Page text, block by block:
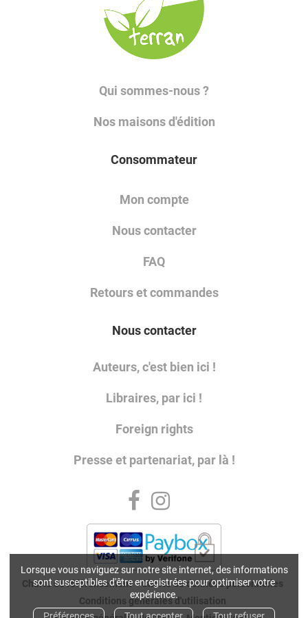
Lorsque vous naviguez sur notre site internet, des informations
sont susceptibles d'être enregistrées pour optimiser votre
expérience.
Préférences
Tout accepter Tout refuser
Qui sommes-nous ?
Nos maisons d'édition
Consommateur
Mon compte
Nous contacter
FAQ
Retours et commandes
Nous contacter
Auteurs, c'est bien ici !
Libraires, par ici !
Foreign rights
Presse et partenariat, par là !
Charte de référencement
Charte de données personnelles
Conditions générales d'utilisation